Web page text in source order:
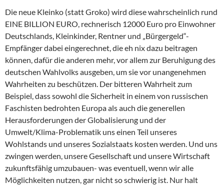
Die neue Kleinko (statt Groko) wird diese wahrscheinlich rund
EINE BILLION EURO, rechnerisch 12000 Euro pro Einwohner
Deutschlands, Kleinkinder, Rentner und „Bürgergeld“-
Empfänger dabei eingerechnet, die eh nix dazu beitragen
können, dafür die anderen mehr, vor allem zur Beruhigung des
deutschen Wahlvolks ausgeben, um sie vor unangenehmen
Wahrheiten zu beschützen. Der bitteren Wahrheit zum
Beispiel, dass sowohl die Sicherheit in einem von russischen
Faschisten bedrohten Europa als auch die generellen
Herausforderungen der Globalisierung und der
Umwelt/Klima-Problematik uns einen Teil unseres
Wohlstands und unseres Sozialstaats kosten werden. Und uns
zwingen werden, unsere Gesellschaft und unsere Wirtschaft
zukunftsfähig umzubauen- was eventuell, wenn wir alle
Möglichkeiten nutzen, gar nicht so schwierig ist. Nur halt